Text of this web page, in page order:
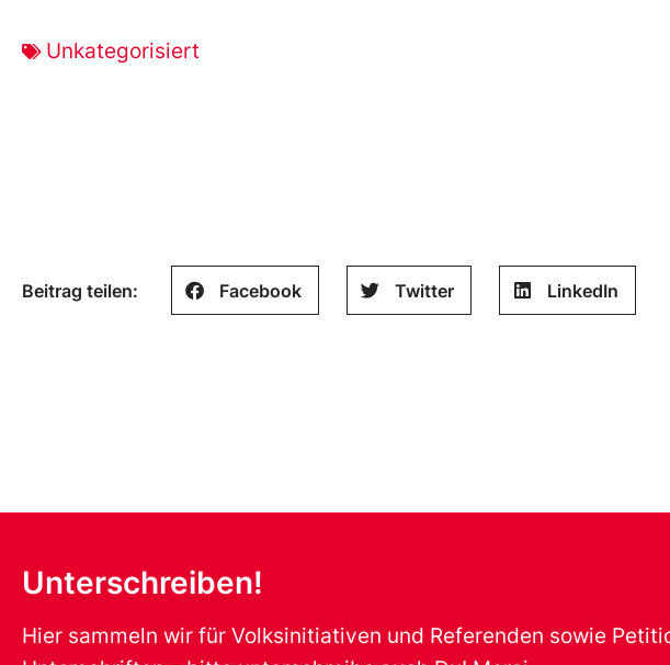
Unkategorisiert
Beitrag teilen: Facebook Twitter LinkedIn
Unterschreiben!
Hier sammeln wir für Volksinitiativen und Referenden sowie